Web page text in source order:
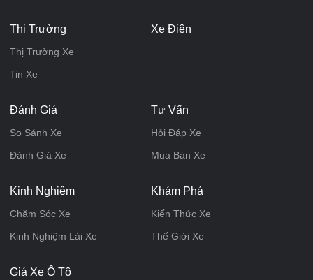
Thị Trường
Thị Trường Xe
Tin Xe
Xe Điện
Đánh Giá
So Sánh Xe
Đánh Giá Xe
Tư Vấn
Hỏi Đáp Xe
Mua Bán Xe
Kinh Nghiệm
Chăm Sóc Xe
Kinh Nghiệm Lái Xe
Khám Phá
Kiến Thức Xe
Thế Giới Xe
Giá Xe Ô Tô